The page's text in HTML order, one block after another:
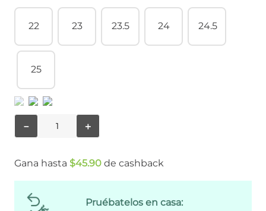
22 23 23.5 24 24.5
25
＋
－
Gana hasta $45.90 de cashback
Pruébatelos en casa: